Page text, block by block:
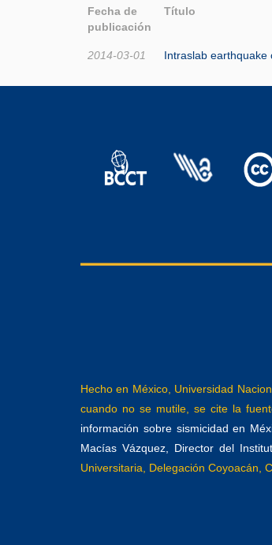
Fecha de
publicación
Título
2014-03-01 Intraslab earthquake
Hecho en México, Universidad
cuando no se mutile, se cite la
información sobre sismicidad en
Macías Vázquez, Director del
Universitaria, Delegación Coyoacán,